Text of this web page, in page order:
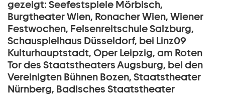
gezeigt: Seefestspiele Mörbisch,
Burgtheater Wien, Ronacher Wien, Wiener
Festwochen, Felsenreitschule Salzburg,
Schauspielhaus Düsseldorf, bei Linz09
Kulturhauptstadt, Oper Leipzig, am Roten
Tor des Staatstheaters Augsburg, bei den
Vereinigten Bühnen Bozen, Staatstheater
Nürnberg, Badisches Staatstheater